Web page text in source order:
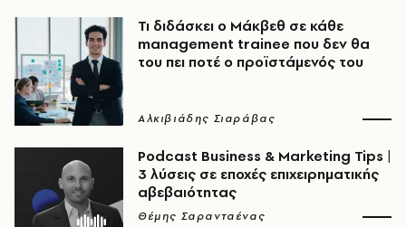
Τι διδάσκει ο Μάκβεθ σε κάθε
management trainee που δεν θα
του πει ποτέ ο προϊστάμενός του
Αλκιβιάδης Σιαράβας
Podcast Business & Marketing Tips |
3 λύσεις σε εποχές επιχειρηματικής
αβεβαιότητας
Θέμης Σαρανταένας